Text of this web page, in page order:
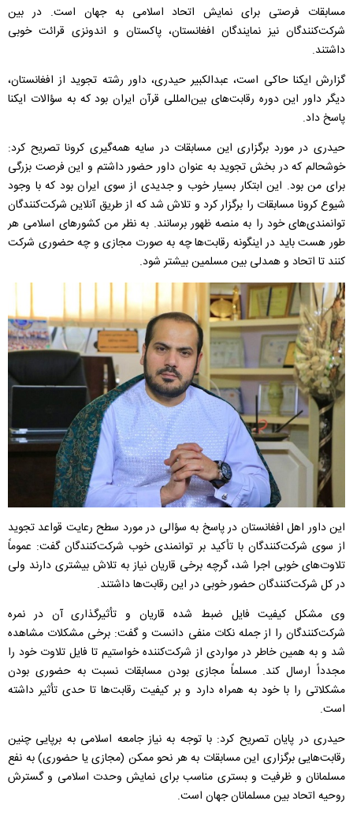
مسابقات فرصتی برای نمایش اتحاد اسلامی به جهان است. در بین
شرکت‌کنندگان نیز نمایندگان افغانستان، پاکستان و اندونزی قرائت خوبی
داشتند.
گزارش ایکنا حاکی است، عبدالکبیر حیدری، داور رشته تجوید از افغانستان،
دیگر داور این دوره رقابت‌های بین‌المللی قرآن ایران بود که به سؤالات ایکنا
پاسخ داد.
حیدری در مورد برگزاری این مسابقات در سایه همه‌گیری کرونا تصریح کرد:
خوشحالم که در بخش تجوید به عنوان داور حضور داشتم و این فرصت بزرگی
برای من بود. این ابتکار بسیار خوب و جدیدی از سوی ایران بود که با وجود
شیوع کرونا مسابقات را برگزار کرد و تلاش شد که از طریق آنلاین شرکت‌کنندگان
توانمندی‌های خود را به منصه ظهور برسانند. به نظر من کشورهای اسلامی هر
طور هست باید در اینگونه رقابت‌ها چه به صورت مجازی و چه حضوری شرکت
کنند تا اتحاد و همدلی بین مسلمین بیشتر شود.
این داور اهل افغانستان در پاسخ به سؤالی در مورد سطح رعایت قواعد تجوید
از سوی شرکت‌کنندگان با تأکید بر توانمندی خوب شرکت‌کنندگان گفت: عموماً
تلاوت‌های خوبی اجرا شد، گرچه برخی قاریان نیاز به تلاش بیشتری دارند ولی
در کل شرکت‌کنندگان حضور خوبی در این رقابت‌ها داشتند.
وی مشکل کیفیت فایل ضبط شده قاریان و تأثیرگذاری آن در نمره
شرکت‌کنندگان را از جمله نکات منفی دانست و گفت: برخی مشکلات مشاهده
شد و به همین خاطر در مواردی از شرکت‌کننده خواستیم تا فایل تلاوت خود را
مجدداً ارسال کند. مسلماً مجازی بودن مسابقات نسبت به حضوری بودن
مشکلاتی را با خود به همراه دارد و بر کیفیت رقابت‌ها تا حدی تأثیر داشته
است.
حیدری در پایان تصریح کرد: با توجه به نیاز جامعه اسلامی به برپایی چنین
رقابت‌هایی برگزاری این مسابقات به هر نحو ممکن (مجازی یا حضوری) به نفع
مسلمانان و ظرفیت و بستری مناسب برای نمایش وحدت اسلامی و گسترش
روحیه اتحاد بین مسلمانان جهان است.